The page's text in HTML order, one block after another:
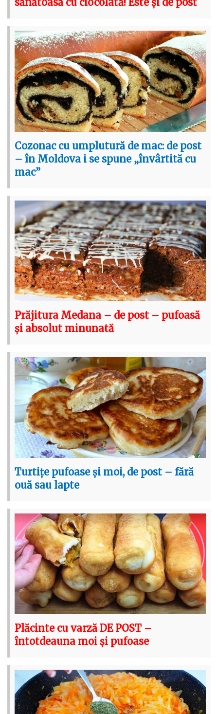
Cozonac cu umplutură de mac: de post
– în Moldova i se spune „învârtită cu
mac”
Prăjitura Medana – de post – pufoasă
și absolut minunată
Turtițe pufoase și moi, de post – fără
ouă sau lapte
Plăcinte cu varză DE POST –
întotdeauna moi și pufoase